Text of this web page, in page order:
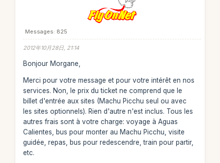
Messages: 825
2012年10月28日, 21:14
Bonjour Morgane,
Merci pour votre message et pour votre intérêt en nos
services. Non, le prix du ticket ne comprend que le
billet d'entrée aux sites (Machu Picchu seul ou avec
les sites optionnels). Rien d'autre n'est inclus. Tous les
autres frais sont à votre charge: voyage à Aguas
Calientes, bus pour monter au Machu Picchu, visite
guidée, repas, bus pour redescendre, train pour partir,
etc.